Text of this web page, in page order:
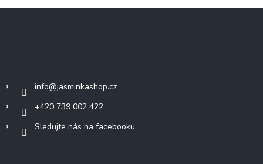
info@jasminkashop.cz
+420 739 002 422
Sledujte nás na facebooku